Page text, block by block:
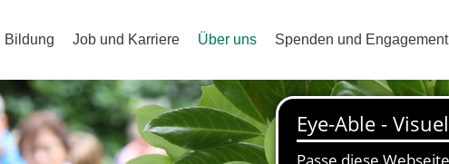
Bildung Job und Karriere Über uns Spenden und Engagement